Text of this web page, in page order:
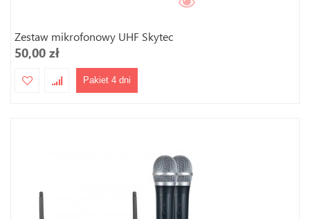
Zestaw mikrofonowy UHF Skytec
50,00 zł
Pakiet 4 dni